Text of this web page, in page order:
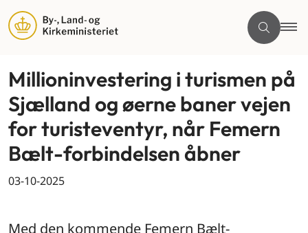
Millioninvestering i turismen på
Sjælland og øerne baner vejen
for turisteventyr, når Femern
Bælt-forbindelsen åbner
03-10-2025
Med den kommende Femern Bælt-